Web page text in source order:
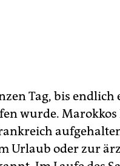
Tag, bis
wurde.
Urlaub oder zur